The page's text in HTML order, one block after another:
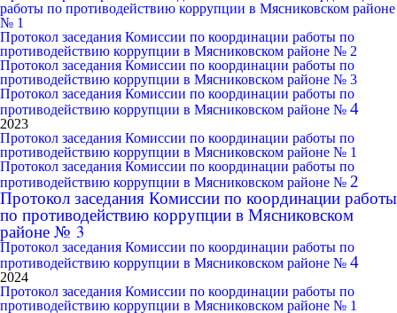
работы по противодействию коррупции в Мясниковском районе
№ 1
Протокол заседания Комиссии по координации работы по
противодействию коррупции в Мясниковском районе № 2
Протокол заседания Комиссии по координации работы по
противодействию коррупции в Мясниковском районе № 3
Протокол заседания Комиссии по координации работы по
противодействию коррупции в Мясниковском районе № 4
2023
Протокол заседания Комиссии по координации работы по
противодействию коррупции в Мясниковском районе № 1
Протокол заседания Комиссии по координации работы по
противодействию коррупции в Мясниковском районе № 2
Протокол заседания Комиссии по координации работы
по противодействию коррупции в Мясниковском
районе № 3
Протокол заседания Комиссии по координации работы по
противодействию коррупции в Мясниковском районе № 4
2024
Протокол заседания Комиссии по координации работы по
противодействию коррупции в Мясниковском районе № 1